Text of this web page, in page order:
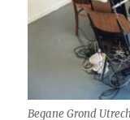
Begane Grond